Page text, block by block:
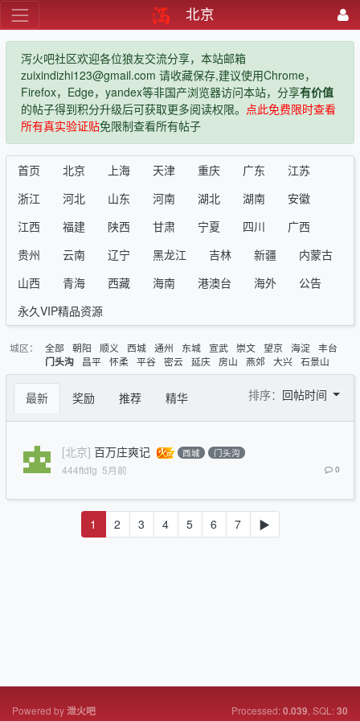
北京
泻火吧社区欢迎各位狼友交流分享，本站邮箱
zuixindizhi123@gmail.com 请收藏保存,建议使用Chrome，
Firefox，Edge，yandex等非国产浏览器访问本站，分享有价值
的帖子得到积分升级后可获取更多阅读权限。 点此免费限时查看
所有真实验证贴免限制查看所有帖子
首页 北京 上海 天津 重庆 广东
江苏
浙江
河北 山东 河南 湖北 湖南
安徽
江西
福建 陕西 甘肃 宁夏 四川
广西
贵州
云南 辽宁 黑龙江 吉林 新疆
内蒙古
山西
青海 西藏 海南 港澳台 海外
公告
永久VIP精品资源
城区： 全部 朝阳 顺义 西城 通州 东城 宣武 崇文 望京 海淀 丰台
门头沟
昌平 怀柔 平谷 密云 延庆 房山 燕郊 大兴 石景山
最新 奖励 推荐 精华 排序： 回帖时间
[北京] 百万庄爽记 西城 门头沟
444ftdfg 5月前 0
1 2 3 4 5 6 7 ▶
Powered by泄火吧 Processed:0.039, SQL:30